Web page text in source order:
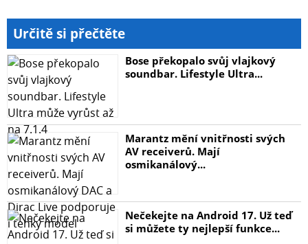
- Snadná montáž
- Součástí balení: tvrzené sklo, hadříky na čištění
obrazovky, samolepka na odstranění prachu
Určitě si přečtěte
Bose překopalo svůj vlajkový
soundbar. Lifestyle Ultra...
Marantz mění vnitřnosti svých
AV receiverů. Mají
osmikanálový...
Nečekejte na Android 17. Už teď
si můžete ty nejlepší funkce...